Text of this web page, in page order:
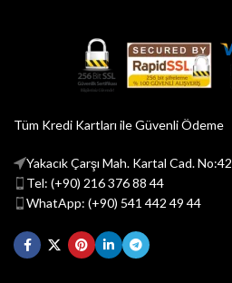
Tüm Kredi Kartları ile Güvenli Ödeme
Yakacık Çarşı Mah. Kartal Cad. No:42
Tel: (+90) 216 376 88 44
WhatApp: (+90) 541 442 49 44